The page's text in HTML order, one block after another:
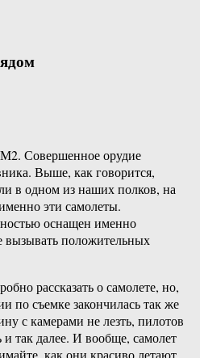
Совершенное орудие
Выше, как говорится,
в одном из наших полков, на
эти самолеты.
оснащен именно
положительных
рассказать о самолете, но,
по съемке закончилась так же
с камерами не лезть, пилотов
и так далее. И вообще, самолет